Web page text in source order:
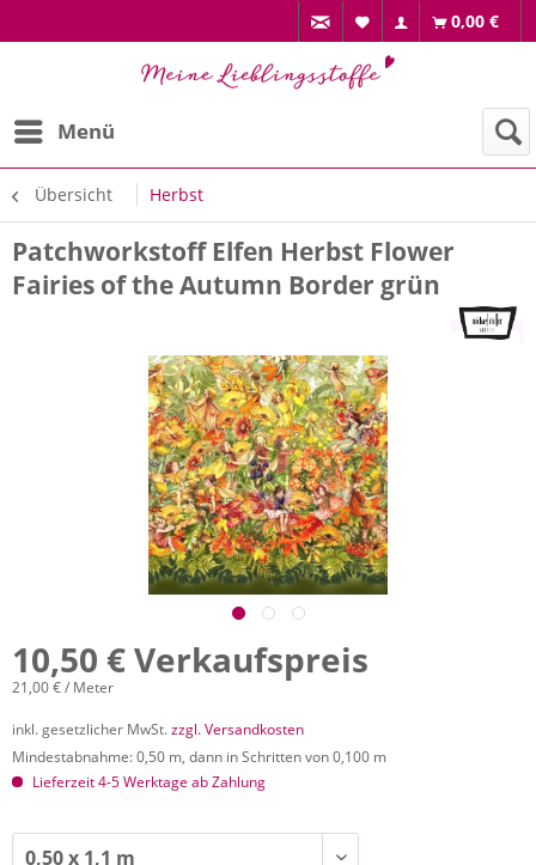
0,00 €
Menü
Übersicht Herbst
Patchworkstoff Elfen Herbst Flower
Fairies of the Autumn Border grün
10,50 € Verkaufspreis
21,00 € / Meter
inkl. gesetzlicher MwSt.zzgl. Versandkosten
Mindestabnahme: 0,50 m, dann in Schritten von 0,100 m
Lieferzeit 4-5 Werktage ab Zahlung